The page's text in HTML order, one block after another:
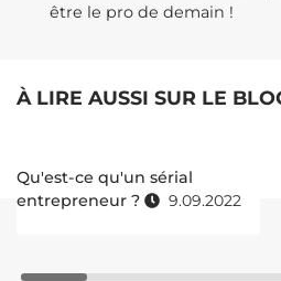
être le pro de demain !
À LIRE AUSSI SUR LE
Qu'est-ce qu'un sérial
entrepreneur ?
9.09.2022